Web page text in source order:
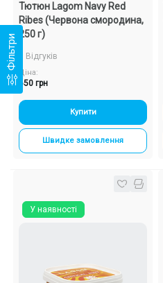
Тютюн Lagom Navy Red
Ribes (Червона смородина,
250 г)
0 Відгуків
Ціна:
650 грн
Купити
Швидке замовлення
У наявності
Фільтри